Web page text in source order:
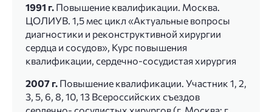
1991 г. Повышение квалификации. Москва.
ЦОЛИУВ. 1,5 мес цикл «Актуальные вопросы
диагностики и реконструктивной хирургии
сердца и сосудов», Курс повышения
квалификации, сердечно-сосудистая хирургия
2007 г. Повышение квалификации. Участник 1, 2,
3, 5, 6, 8, 10, 13 Всероссийских съездов